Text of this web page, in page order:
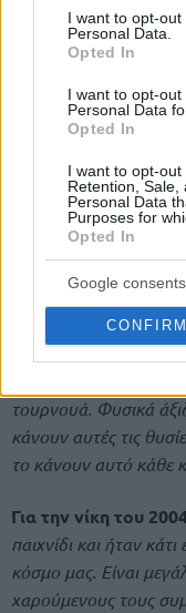
consent section.
I want to opt-
Personal Data.
Opted In
I want to opt-
Personal Data
Opted In
I want to opt-out
Retention, Sale,
Personal Data
Purposes for
Opted In
Google consents
CONFIRM
Συνέχισε λέγοντας:
ξεκίνησαν
τουρνουά. Φυσικά
κάνουν αυτές τις
το κάνουν αυτό κάθε
Για την νίκη του
παιχνίδι και ήταν
κόσμο μας. Είναι
χαρούμενους τους